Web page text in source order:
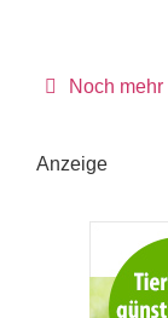
Noch
Anzeige